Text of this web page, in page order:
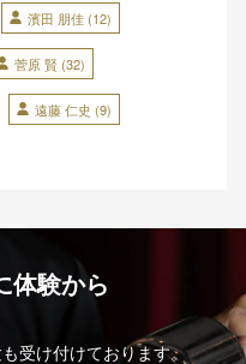
濱田 朋佳 (12)
菅原 賢 (32)
遠藤 仁史 (9)
体験から
受け付けております。